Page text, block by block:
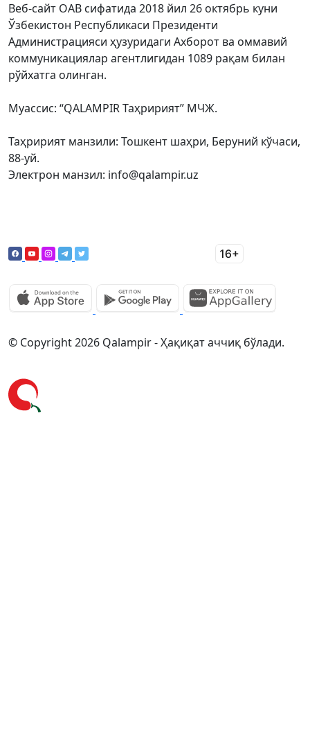
Веб-сайт ОАВ сифатида 2018 йил 26 октябрь куни
Ўзбекистон Республикаси Президенти
Администрацияси ҳузуридаги Ахборот ва оммавий
коммуникациялар агентлигидан 1089 рақам билан
рўйхатга олинган.
Муассис: “QALAMPIR Таҳририят” МЧЖ.
Таҳририят манзили: Тошкент шаҳри, Беруний кўчаси,
88-уй.
Электрон манзил: info@qalampir.uz
© Copyright 2026 Qalampir - Ҳақиқат аччиқ бўлади.